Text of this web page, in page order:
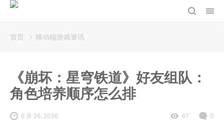
首页 移动端游戏资讯
《崩坏：星穹铁道》好友组队：
角色培养顺序怎么排
6 月 26, 2026 47 0